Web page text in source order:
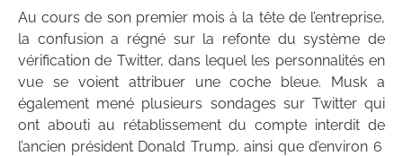
Au cours de son premier mois à la tête de l’entreprise,
la confusion a régné sur la refonte du système de
vérification de Twitter, dans lequel les personnalités en
vue se voient attribuer une coche bleue. Musk a
également mené plusieurs sondages sur Twitter qui
ont abouti au rétablissement du compte interdit de
l’ancien président Donald Trump, ainsi que d’environ 6